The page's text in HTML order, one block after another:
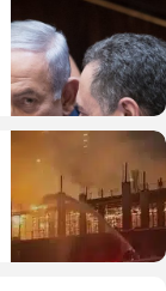
חרדים
חדשות